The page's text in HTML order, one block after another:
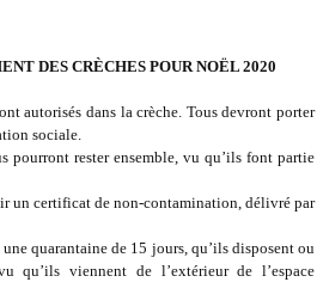
DES CRÈCHES POUR NOËL 2020
autorisés dans la crèche. Tous devront porter
sociale.
pourront rester ensemble, vu qu’ils font partie
un certificat de non-contamination, délivré par
quarantaine de 15 jours, qu’ils disposent ou
qu’ils viennent de l’extérieur de l’espace